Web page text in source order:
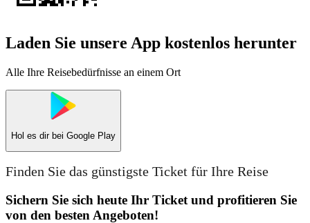
Laden Sie unsere App kostenlos herunter
Alle Ihre Reisebedürfnisse an einem Ort
Hol es dir bei Google Play
Finden Sie das günstigste Ticket für Ihre Reise
Sichern Sie sich heute Ihr Ticket und profitieren Sie
von den besten Angeboten!